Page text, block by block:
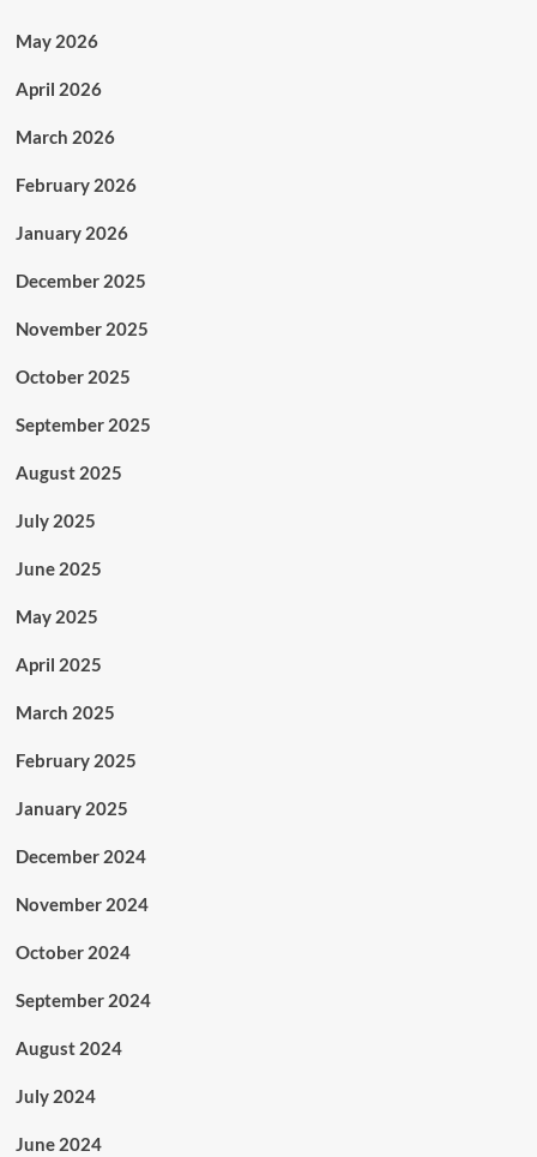
May 2026
April 2026
March 2026
February 2026
January 2026
December 2025
November 2025
October 2025
September 2025
August 2025
July 2025
June 2025
May 2025
April 2025
March 2025
February 2025
January 2025
December 2024
November 2024
October 2024
September 2024
August 2024
July 2024
June 2024